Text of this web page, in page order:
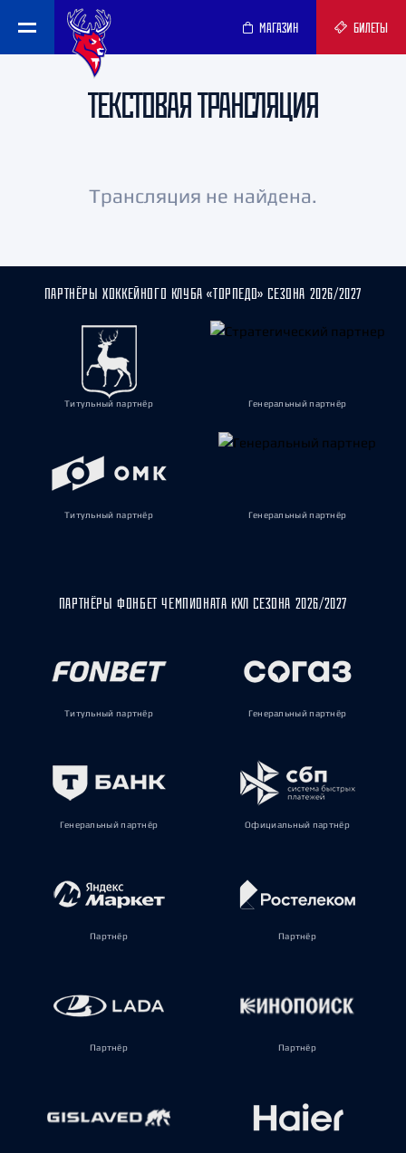
МАГАЗИН БИЛЕТЫ
ТЕКСТОВАЯ ТРАНСЛЯЦИЯ
Трансляция не найдена.
ПАРТНЁРЫ ХОККЕЙНОГО КЛУБА «ТОРПЕДО» СЕЗОНА 2026/2027
Титульный партнёр Генеральный партнёр
Титульный партнёр Генеральный партнёр
ПАРТНЁРЫ ФОНБЕТ ЧЕМПИОНАТА КХЛ СЕЗОНА 2026/2027
Титульный партнёр Генеральный партнёр
Генеральный партнёр Официальный партнёр
Партнёр Партнёр
Партнёр Партнёр